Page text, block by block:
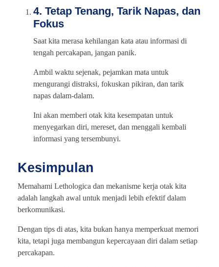
4. Tetap Tenang, Tarik Napas, dan
Fokus
Saat kita merasa kehilangan kata atau informasi di
tengah percakapan, jangan panik.
Ambil waktu sejenak, pejamkan mata untuk
mengurangi distraksi, fokuskan pikiran, dan tarik
napas dalam-dalam.
Ini akan memberi otak kita kesempatan untuk
menyegarkan diri, mereset, dan menggali kembali
informasi yang tersembunyi.
Kesimpulan
Memahami Lethologica dan mekanisme kerja otak kita
adalah langkah awal untuk menjadi lebih efektif dalam
berkomunikasi.
Dengan tips di atas, kita bukan hanya memperkuat memori
kita, tetapi juga membangun kepercayaan diri dalam setiap
percakapan.